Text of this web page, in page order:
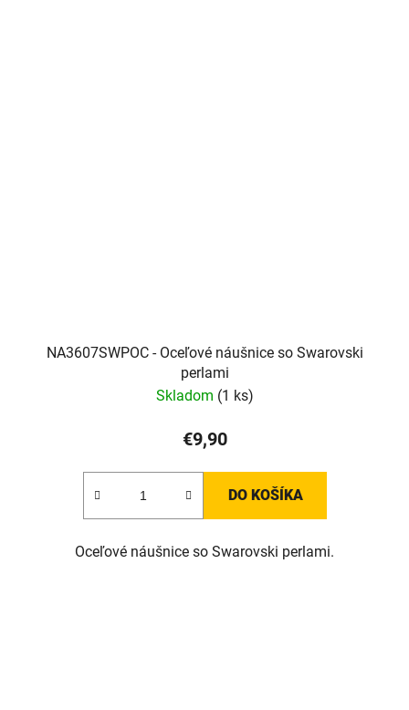
NA3607SWPOC - Oceľové náušnice so Swarovski
perlami
Skladom (1 ks)
€9,90
DO KOŠÍKA
Oceľové náušnice so Swarovski perlami.